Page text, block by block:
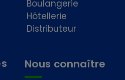
Boulangerie
Hôtellerie
Distributeur
Nous connaître